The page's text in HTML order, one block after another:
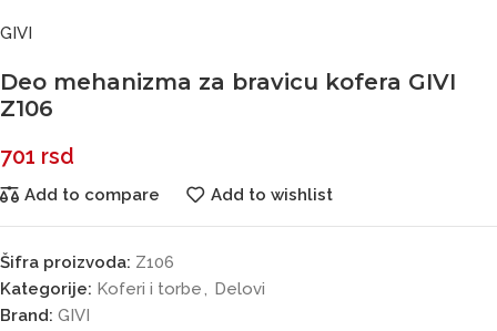
GIVI
Deo mehanizma za bravicu kofera GIVI
Z106
701 rsd
Add to compare Add to wishlist
Šifra proizvoda: Z106
Kategorije: Koferi i torbe, Delovi
Brand: GIVI